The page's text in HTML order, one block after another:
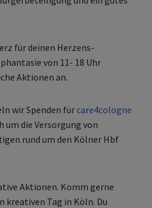
für deinen Herzens-
von 11- 18 Uhr
Aktionen an.
wir Spenden für care4cologne
um die Versorgung von
rund um den Kölner Hbf
Aktionen. Komm gerne
kreativen Tag in Köln. Du